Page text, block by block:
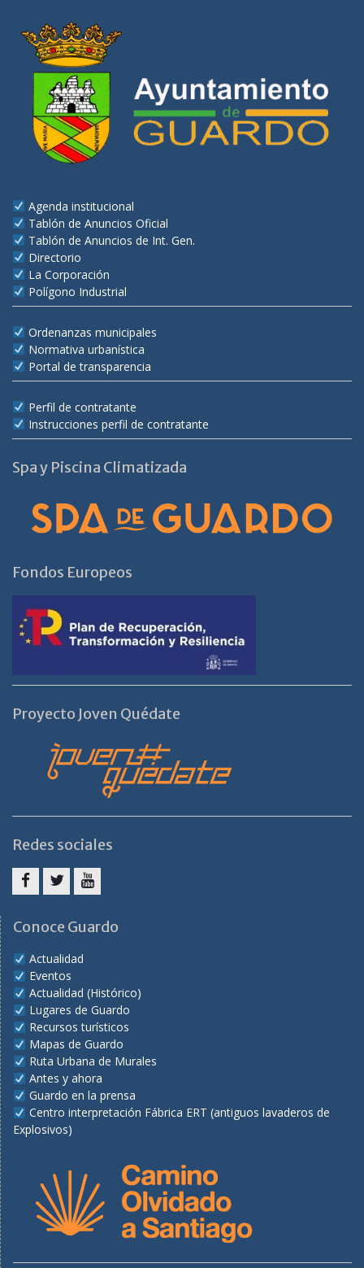
Agenda institucional
Tablón de Anuncios Oficial
Tablón de Anuncios de Int. Gen.
Directorio
La Corporación
Polígono Industrial
Ordenanzas municipales
Normativa urbanística
Portal de transparencia
Perfil de contratante
Instrucciones perfil de contratante
Spa y Piscina Climatizada
Fondos Europeos
Proyecto Joven Quédate
Redes sociales
Conoce Guardo
Actualidad
Eventos
Actualidad (Histórico)
Lugares de Guardo
Recursos turísticos
Mapas de Guardo
Ruta Urbana de Murales
Antes y ahora
Guardo en la prensa
Centro interpretación Fábrica ERT (antiguos lavaderos de
Explosivos)